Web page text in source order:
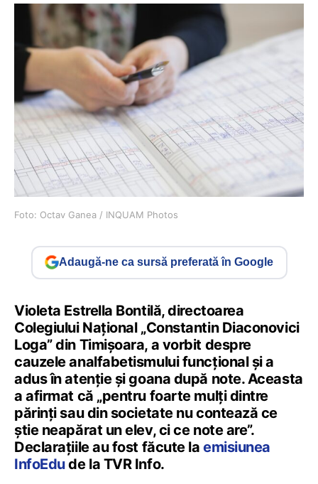
Foto: Octav Ganea / INQUAM Photos
Adaugă-ne ca sursă preferată în Google
Violeta Estrella Bontilă, directoarea
Colegiului Național „Constantin Diaconovici
Loga” din Timișoara, a vorbit despre
cauzele analfabetismului funcțional și a
adus în atenție și goana după note. Aceasta
a afirmat că „pentru foarte mulți dintre
părinți sau din societate nu contează ce
știe neapărat un elev, ci ce note are”.
Declarațiile au fost făcute laemisiunea
InfoEdude la TVR Info.